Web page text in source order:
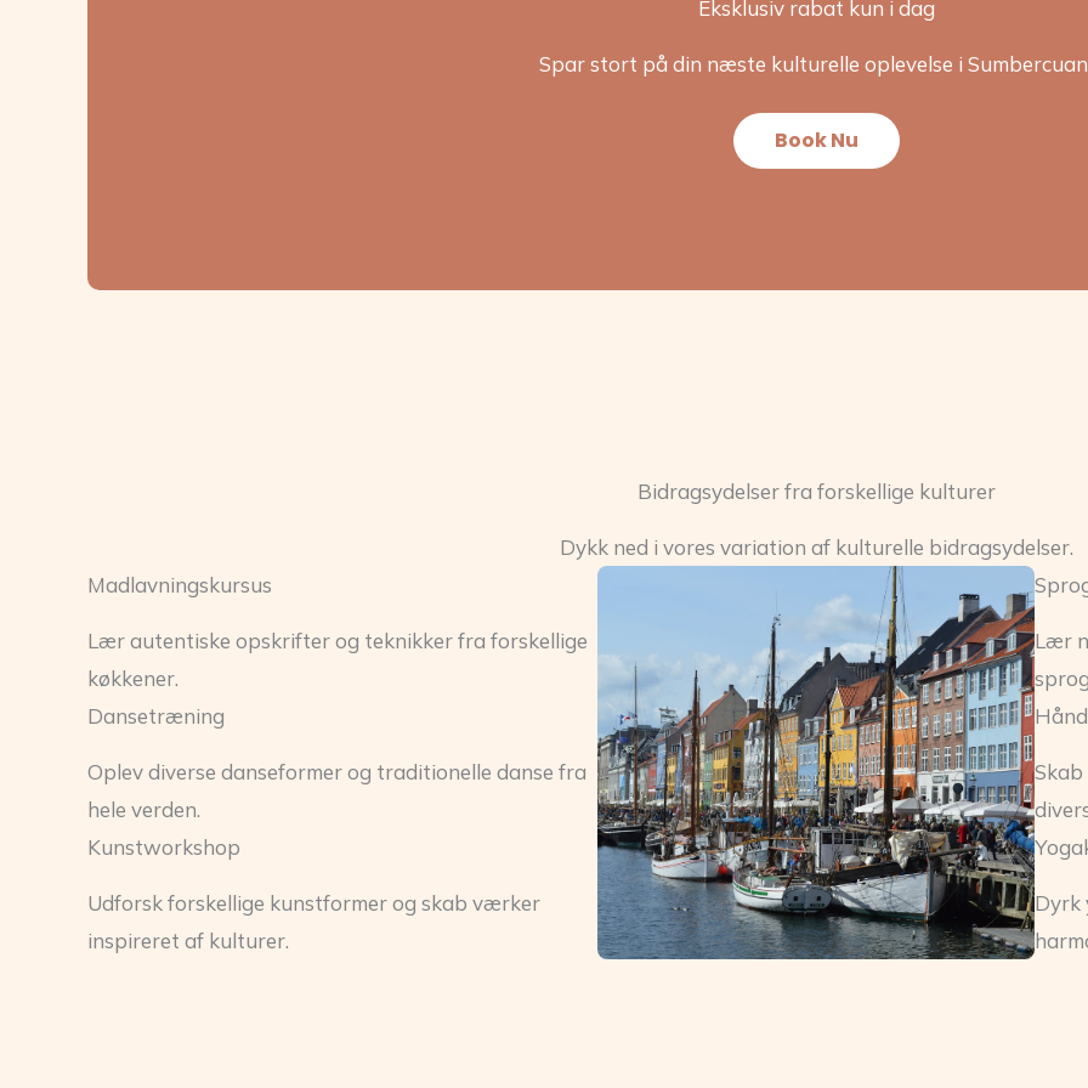
Eksklusiv rabat kun i dag
Spar stort på din næste kulturelle oplevelse i
Book Nu
Bidragsydelser fra forskellige kulturer
Dykk ned i vores variation af kulturelle bidragsydelser.
Madlavningskursus
Lær autentiske opskrifter og teknikker fra forskellige
køkkener.
Dansetræning
Oplev diverse danseformer og traditionelle danse fra
hele verden.
Kunstworkshop
Udforsk forskellige kunstformer og skab værker
inspireret af kulturer.
Lær
Dyrk